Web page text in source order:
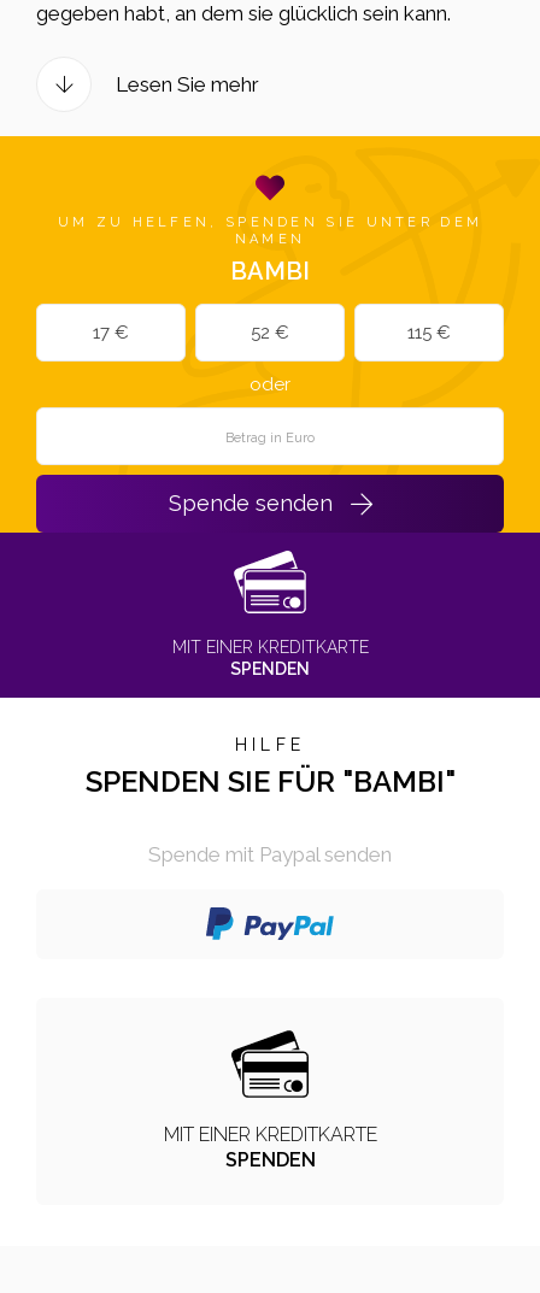
gegeben habt, an dem sie glücklich sein kann.
Lesen Sie mehr
UM ZU HELFEN, SPENDEN SIE UNTER DEM
NAMEN
BAMBI
17 € 52 € 115 €
oder
Spende senden
MIT EINER KREDITKARTE
SPENDEN
HILFE
SPENDEN SIE FÜR "BAMBI"
Spende mit Paypal senden
MIT EINER KREDITKARTE
SPENDEN